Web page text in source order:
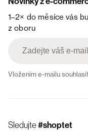
1–2× do měsíce vás
z oboru
Vložením e-mailu
Sledujte#shoptet